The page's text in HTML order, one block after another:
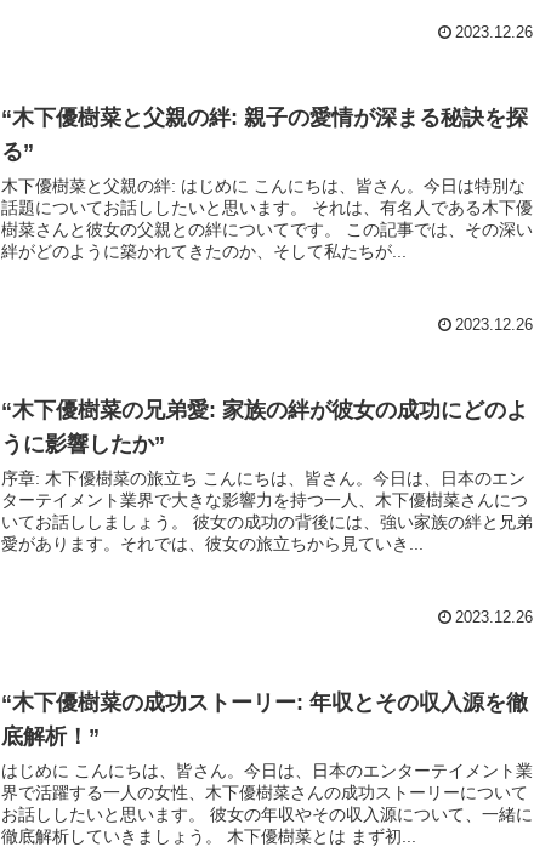
2023.12.26
“木下優樹菜と父親の絆: 親子の愛情が深まる秘訣を探
る”
木下優樹菜と父親の絆: はじめに こんにちは、皆さん。今日は特別な
話題についてお話ししたいと思います。 それは、有名人である木下優
樹菜さんと彼女の父親との絆についてです。 この記事では、その深い
絆がどのように築かれてきたのか、そして私たちが...
2023.12.26
“木下優樹菜の兄弟愛: 家族の絆が彼女の成功にどのよ
うに影響したか”
序章: 木下優樹菜の旅立ち こんにちは、皆さん。今日は、日本のエン
ターテイメント業界で大きな影響力を持つ一人、木下優樹菜さんにつ
いてお話ししましょう。 彼女の成功の背後には、強い家族の絆と兄弟
愛があります。それでは、彼女の旅立ちから見ていき...
2023.12.26
“木下優樹菜の成功ストーリー: 年収とその収入源を徹
底解析！”
はじめに こんにちは、皆さん。今日は、日本のエンターテイメント業
界で活躍する一人の女性、木下優樹菜さんの成功ストーリーについて
お話ししたいと思います。 彼女の年収やその収入源について、一緒に
徹底解析していきましょう。 木下優樹菜とは まず初...